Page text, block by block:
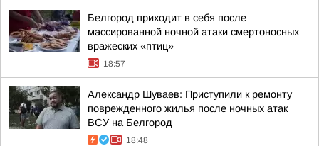
Белгород приходит в себя после
массированной ночной атаки смертоносных
вражеских «птиц»
18:57
Александр Шуваев: Приступили к ремонту
поврежденного жилья после ночных атак
ВСУ на Белгород
18:48